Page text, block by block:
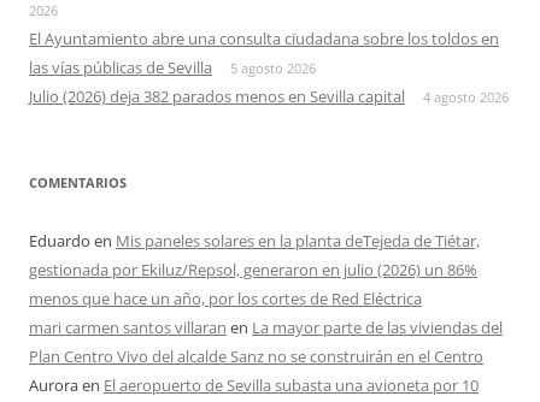
2026
El Ayuntamiento abre una consulta ciudadana sobre los toldos en
las vías públicas de Sevilla
5 agosto 2026
Julio (2026) deja 382 parados menos en Sevilla capital 4 agosto 2026
COMENTARIOS
Eduardo en Mis paneles solares en la planta deTejeda de Tiétar,
gestionada por Ekiluz/Repsol, generaron en julio (2026) un 86%
menos que hace un año, por los cortes de Red Eléctrica
mari carmen santos villaran en La mayor parte de las viviendas del
Plan Centro Vivo del alcalde Sanz no se construirán en el Centro
Auroraen El aeropuerto de Sevilla subasta una avioneta por 10